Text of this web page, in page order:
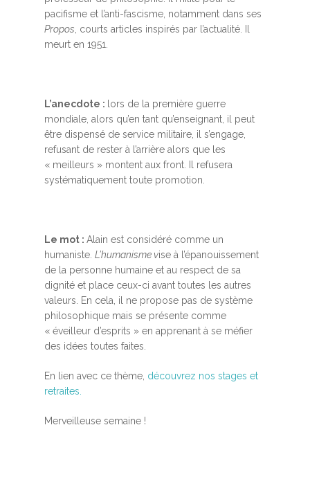
pacifisme et l’anti-fascisme, notamment dans ses
Propos , courts articles inspirés par l’actualité. Il
meurt en 1951.
L’anecdote : lors de la première guerre
mondiale, alors qu’en tant qu’enseignant, il peut
être dispensé de service militaire, il s’engage,
refusant de rester à l’arrière alors que les
« meilleurs » montent aux front. Il refusera
systématiquement toute promotion.
Le mot : Alain est considéré comme un
humaniste. L’humanisme vise à l’épanouissement
de la personne humaine et au respect de sa
dignité et place ceux-ci avant toutes les autres
valeurs. En cela, il ne propose pas de système
philosophique mais se présente comme
« éveilleur d’esprits » en apprenant à se méfier
des idées toutes faites.
En lien avec ce thème, découvrez nos stages et
retraites.
Merveilleuse semaine !